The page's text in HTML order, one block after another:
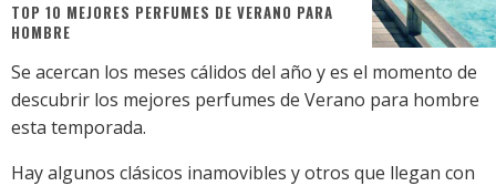
TOP 10 MEJORES PERFUMES DE VERANO PARA
HOMBRE
Se acercan los meses cálidos del año y es el momento de
descubrir los mejores perfumes de Verano para hombre
esta temporada.
Hay algunos clásicos inamovibles y otros que llegan con